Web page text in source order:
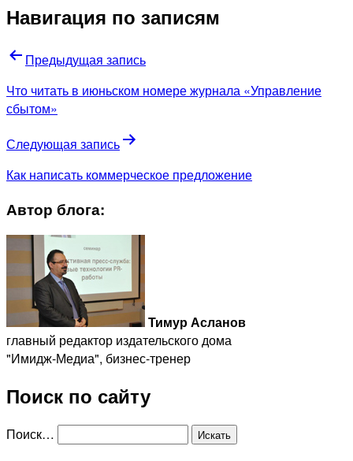
Навигация по записям
Предыдущая запись
Что читать в июньском номере журнала «Управление
сбытом»
Следующая запись
Как написать коммерческое предложение
Автор блога:
Тимур Асланов
главный редактор издательского дома
"Имидж-Медиа", бизнес-тренер
Поиск по сайту
Поиск…